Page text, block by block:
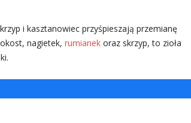
i kasztanowiec przyśpieszają przemianę
nagietek, rumianek oraz skrzyp, to zioła